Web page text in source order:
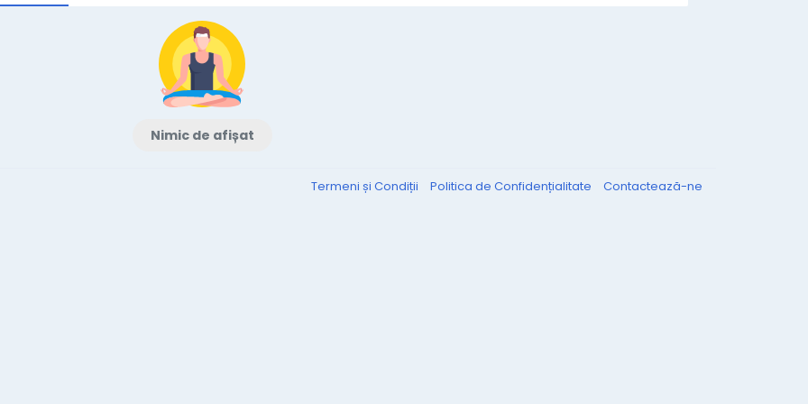
Nimic de afișat
Termeni și Condiții Politica de Confidențialitate Contactează-ne